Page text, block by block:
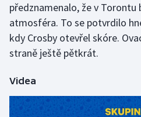
Judo
Krasobruslení
Lyže a snowboard
předznamenalo, že v Torontu
atmosféra. To se potvrdilo
kdy Crosby otevřel skóre.
straně ještě pětkrát.
Videa